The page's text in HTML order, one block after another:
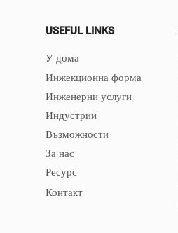
USEFUL LINKS
У дома
Инжекционна форма
Инженерни услуги
Индустрии
Възможности
За нас
Ресурс
Контакт